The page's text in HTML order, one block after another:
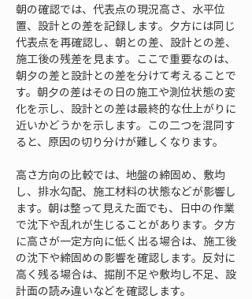
朝の確認では、代表点の現況高さ、水平位
置、設計との差を記録します。夕方には同じ
代表点を再確認し、朝との差、設計との差、
施工後の残差を見ます。ここで重要なのは、
朝夕の差と設計との差を分けて考えることで
す。朝夕の差はその日の施工や測位状態の変
化を示し、設計との差は最終的な仕上がりに
近いかどうかを示します。この二つを混同す
ると、原因の切り分けが難しくなります。
高さ方向の比較では、地盤の締固め、敷均
し、排水勾配、施工材料の状態などが影響し
ます。朝は整って見えた面でも、日中の作業
で沈下や乱れが生じることがあります。夕方
に高さが一定方向に低く出る場合は、施工後
の沈下や締固めの影響を確認します。反対に
高く残る場合は、掘削不足や敷均し不足、設
計面の読み違いなどを確認します。